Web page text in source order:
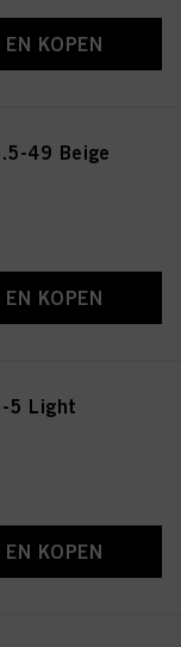
EN KOPEN
49 Beige
EN KOPEN
5 Light
EN KOPEN